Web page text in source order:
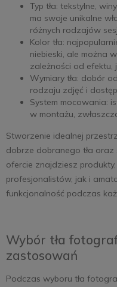
Typ tła: tekstylne,
ma swoje unikalne
różnych rodzajów
Kolor tła:
niebieski, ale można
zależności od efektu,
Wymiary tła: dobór
rodzaju zdjęć i
System mocowania:
w montażu,
Stworzenie idealnej
dobrze dobranego tła
ofercie znajdziesz
profesjonalistów, jak i
funkcjonalność podczas
Wybór tła
zastosowań
Podczas wyboru tła